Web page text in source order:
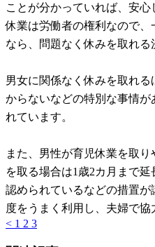
ことが分かっていれば、安
休業は労働者の権利なので
なら、問題なく休みを取れる
男女に関係なく休みを取れ
からないなどの特別な事情
れています。
また、男性が育児休業を取
を取る場合は1歳2カ月まで
認められているなどの措置が
度をうまく利用し、夫婦で協
< 1 2 3